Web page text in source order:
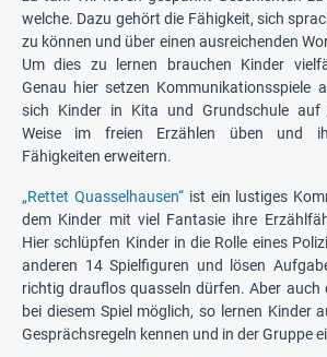
welche. Dazu gehört die Fähigkeit, sich
zu können und über einen ausreichenden
Um dies zu lernen brauchen Kinder
Genau hier setzen Kommunikationsspiele
sich Kinder in Kita und Grundschule auf
Weise im freien Erzählen üben und
Fähigkeiten erweitern.
„Rettet Quasselhausen“ist ein lustiges
dem Kinder mit viel Fantasie ihre
Hier schlüpfen Kinder in die Rolle eines
anderen 14 Spielfiguren und lösen
richtig drauflos quasseln dürfen. Aber auch
bei diesem Spiel möglich, so lernen Kinder
Gesprächsregeln kennen und in der Gruppe